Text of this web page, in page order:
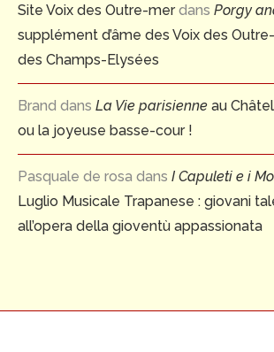
Site Voix des Outre-merdans Porgy
supplément d’âme des Voix des
des Champs-Elysées
Brand dans La Vie parisienne au
ou la joyeuse basse-cour !
Pasquale de rosa dans I Capuleti e i
Luglio Musicale Trapanese : giovani
all’opera della gioventù appassionata